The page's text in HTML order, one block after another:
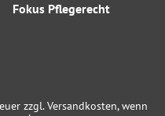
Fokus Pflegerecht
zzgl. Versandkosten, wenn